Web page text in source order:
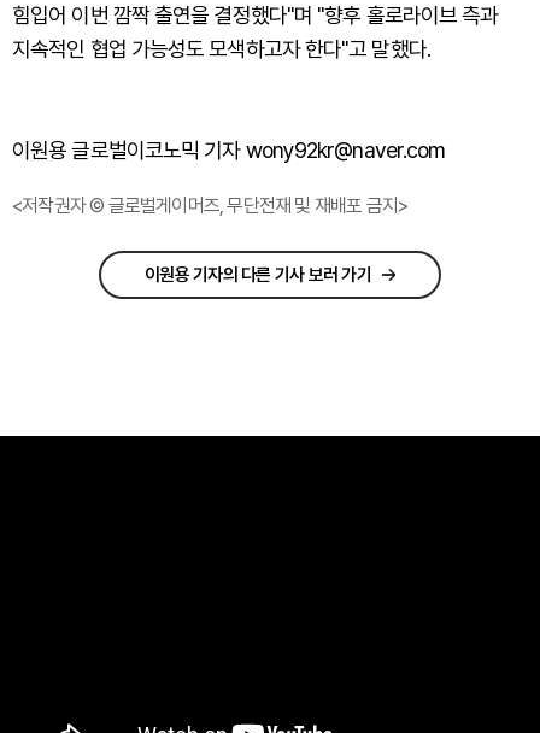
힘입어 이번 깜짝 출연을 결정했다"며 "향후 홀로라이브 측과
지속적인 협업 가능성도 모색하고자 한다"고 말했다.
이원용 글로벌이코노믹 기자 wony92kr@naver.com
<저작권자 © 글로벌게이머즈, 무단전재 및 재배포 금지>
이원용 기자의 다른 기사 보러 가기